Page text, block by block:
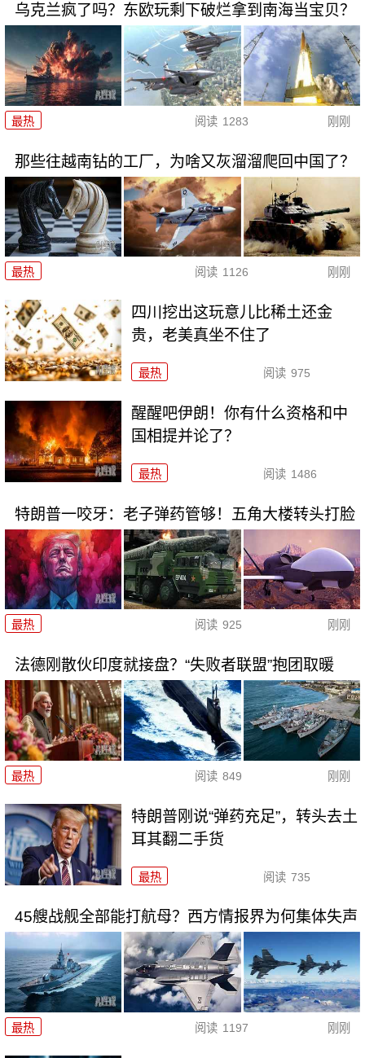
乌克兰疯了吗？东欧玩剩下破烂拿到南海当宝贝？
最热 阅读 1283 刚刚
那些往越南钻的工厂，为啥又灰溜溜爬回中国了？
最热 阅读 1126 刚刚
四川挖出这玩意儿比稀土还金
贵，老美真坐不住了
最热 阅读 975
醒醒吧伊朗！你有什么资格和中
国相提并论了？
最热 阅读 1486
特朗普一咬牙：老子弹药管够！五角大楼转头打脸
最热 阅读 925 刚刚
法德刚散伙印度就接盘？“失败者联盟”抱团取暖
最热 阅读 849 刚刚
特朗普刚说“弹药充足”，转头去土
耳其翻二手货
最热 阅读 735
45艘战舰全部能打航母？西方情报界为何集体失声
最热 阅读 1197 刚刚